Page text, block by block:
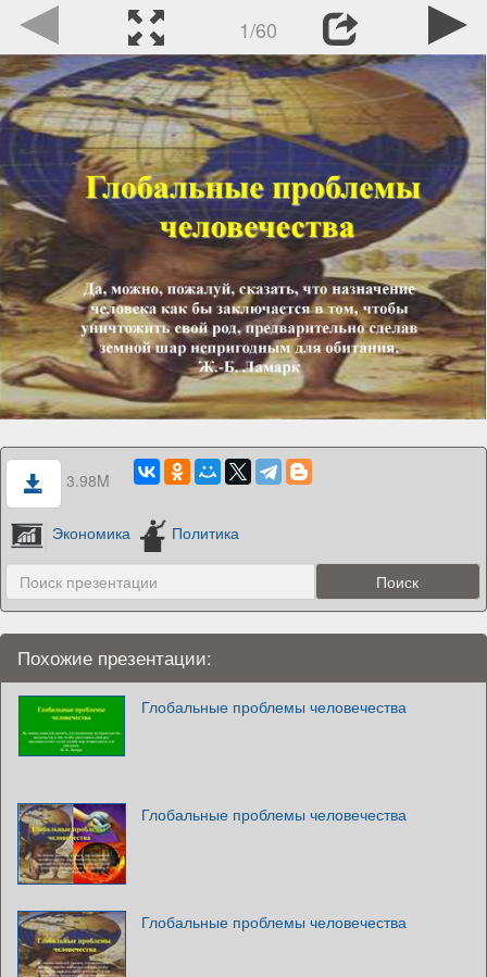
1/60
3.98M
Экономика Политика
Похожие презентации:
Глобальные проблемы человечества
Глобальные проблемы человечества
Глобальные проблемы человечества